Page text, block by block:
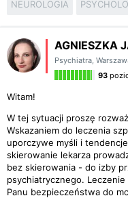
NEUROLOGIA
AGNIESZKA
Psychiatra,
93
Witam!
W tej sytuacji proszę
Wskazaniem do leczenia
uporczywe myśli i
skierowanie lekarza
bez skierowania - do izby
psychiatrycznego. Leczenie
Panu bezpieczeństwa do